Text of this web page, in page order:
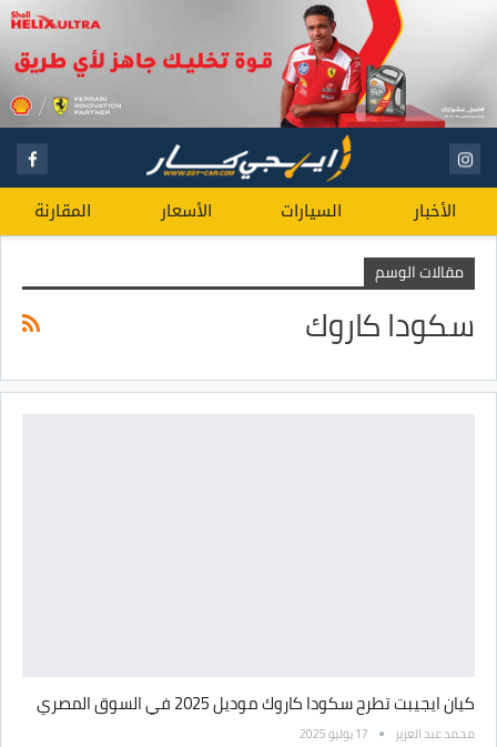
الأخبار السيارات الأسعار المقارنة
مقالات الوسم
سكودا كاروك
كيان ايجيبت تطرح سكودا كاروك موديل 2025 في السوق المصري
محمد عبد العزيز 17 يوليو 2025